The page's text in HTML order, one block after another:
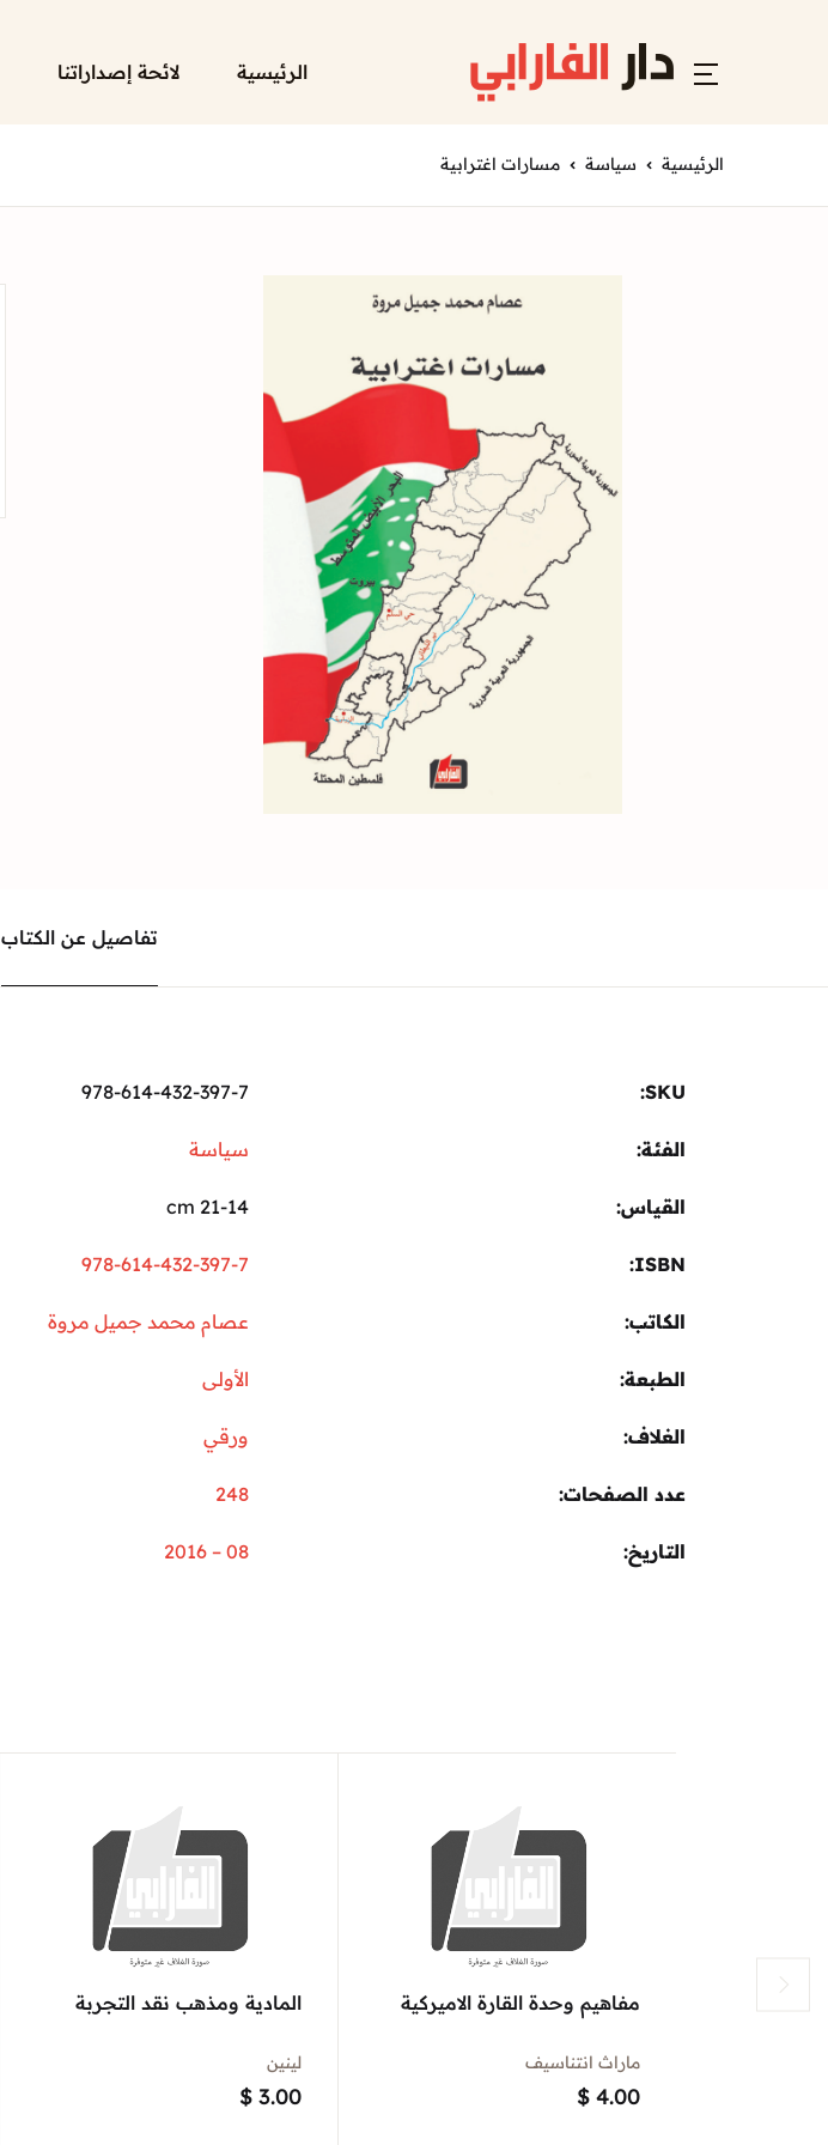
الرئيسية لائحة إصداراتنا
الرئيسية سياسة مسارات اغترابية
تفاصيل عن الكتاب
SKU:
978-614-432-397-7
الفئة: سياسة
القياس 21-14 cm
ISBN
978-614-432-397-7
الكاتب عصام محمد جميل مروة
الطبعة الأولى
الغلاف ورقي
عدد الصفحات 248
التاريخ 08 – 2016
المادية ومذهب نقد التجربة
لينين
$ 3.00
مفاهيم وحدة القارة الاميركية
ماراث انتناسيف
$ 4.00